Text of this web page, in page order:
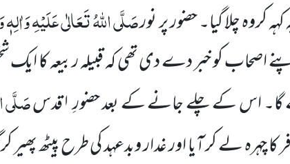
کروہ چلا گیا۔ حضور پر نورصَلَّی اللہُ تَعَالٰی عَلَیْہِ
اصحاب کو خبر دے دی تھی کہ قبیلہ ربیعہ کا
گا۔ اس کے چلے جانے کے بعد حضورِ۱قدسصَلَّی
کا چہرہ لے کر آیا اور غدار وبدعہد کی طرح پیٹھ پھیر